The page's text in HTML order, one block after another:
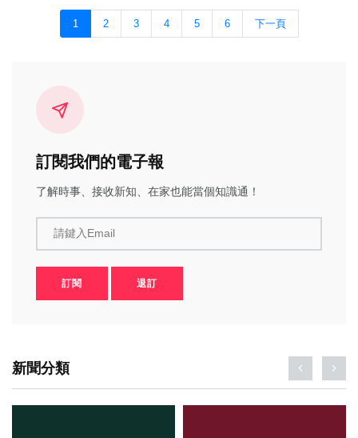
1 2 3 4 5 6 下一頁
訂閱我們的電子報
了解時事、接收新知、在家也能當個知識通！
請鍵入Email
訂閱 退訂
新聞分類